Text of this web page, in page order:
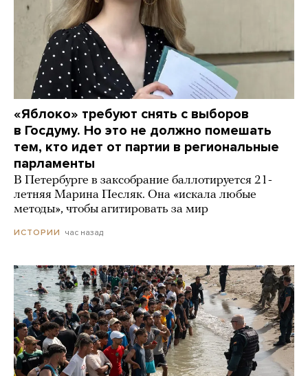
«Яблоко» требуют снять с выборов
в Госдуму. Но это не должно помешать
тем, кто идет от партии в региональные
парламенты
В Петербурге в заксобрание баллотируется 21-
летняя Марина Песляк. Она «искала любые
методы», чтобы агитировать за мир
ИСТОРИИ час назад